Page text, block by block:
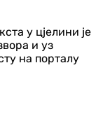
у цјелини је
и уз
на порталу